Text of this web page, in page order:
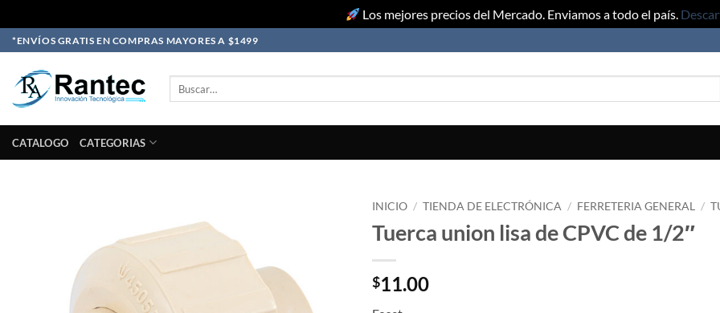
Los mejores precios del Mercado. Enviamos a todo el país.
Skip
to
content
*ENVÍOS GRATIS EN COMPRAS MAYORES A $1499
CATALOGO CATEGORIAS
INICIO / TIENDA DE ELECTRÓNICA / FERRETERIA GENERAL /
Tuerca union lisa de CPVC de 1/2″
$11.00